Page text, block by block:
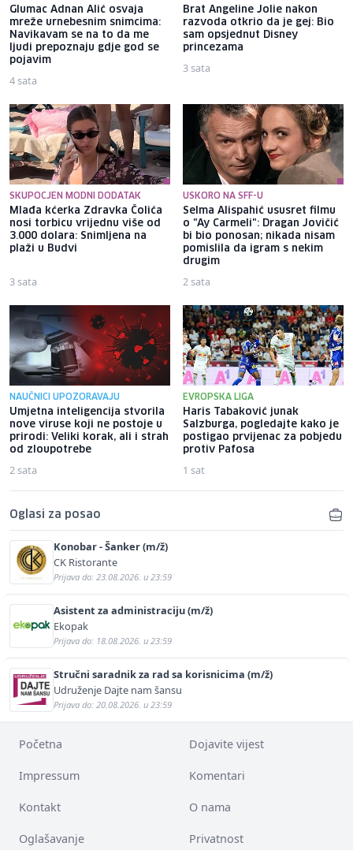
Glumac Adnan Alić osvaja
mreže urnebesnim snimcima:
Navikavam se na to da me
ljudi prepoznaju gdje god se
pojavim
4 sata
Brat Angeline Jolie nakon
razvoda otkrio da je gej: Bio
sam opsjednut Disney
princezama
3 sata
SKUPOCJEN MODNI DODATAK
Mlađa kćerka Zdravka Čolića
nosi torbicu vrijednu više od
3.000 dolara: Snimljena na
plaži u Budvi
3 sata
USKORO NA SFF-U
Selma Alispahić ususret filmu
o "Ay Carmeli": Dragan Jovičić
bi bio ponosan; nikada nisam
pomislila da igram s nekim
drugim
2 sata
NAUČNICI UPOZORAVAJU
Umjetna inteligencija stvorila
nove viruse koji ne postoje u
prirodi: Veliki korak, ali i strah
od zloupotrebe
2 sata
EVROPSKA LIGA
Haris Tabaković junak
Salzburga, pogledajte kako je
postigao prvijenac za pobjedu
protiv Pafosa
1 sat
Oglasi za posao
Konobar - Šanker (m/ž)
CK Ristorante
Prijava do: 23.08.2026. u 23:59
Asistent za administraciju (m/ž)
Ekopak
Prijava do: 18.08.2026. u 23:59
Stručni saradnik za rad sa korisnicima (m/ž)
Udruženje Dajte nam šansu
Prijava do: 20.08.2026. u 23:59
Početna Dojavite vijest
Impressum Komentari
Kontakt O nama
Oglašavanje Privatnost